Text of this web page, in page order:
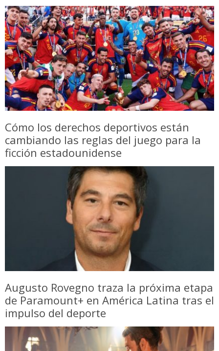
Cómo los derechos deportivos están
cambiando las reglas del juego para la
ficción estadounidense
Augusto Rovegno traza la próxima etapa
de Paramount+ en América Latina tras el
impulso del deporte